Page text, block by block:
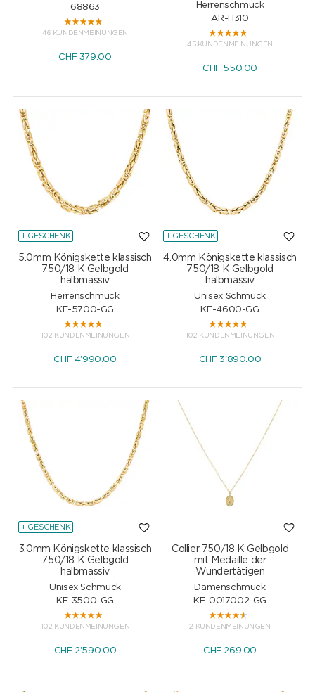
68863
46 KUNDENMEINUNGEN
CHF 379.00
Herrenschmuck
AR-H310
45 KUNDENMEINUNGEN
CHF 550.00
+ GESCHENK
5.0mm Königskette klassisch
750/18 K Gelbgold
halbmassiv
Herrenschmuck
KE-5700-GG
102 KUNDENMEINUNGEN
CHF 4'990.00
+ GESCHENK
4.0mm Königskette klassisch
750/18 K Gelbgold
halbmassiv
Unisex Schmuck
KE-4600-GG
102 KUNDENMEINUNGEN
CHF 3'890.00
+ GESCHENK
3.0mm Königskette klassisch
750/18 K Gelbgold
halbmassiv
Unisex Schmuck
KE-3500-GG
102 KUNDENMEINUNGEN
CHF 2'590.00
Collier 750/18 K Gelbgold
mit Medaille der
Wundertätigen
Damenschmuck
KE-0017002-GG
2 KUNDENMEINUNGEN
CHF 269.00